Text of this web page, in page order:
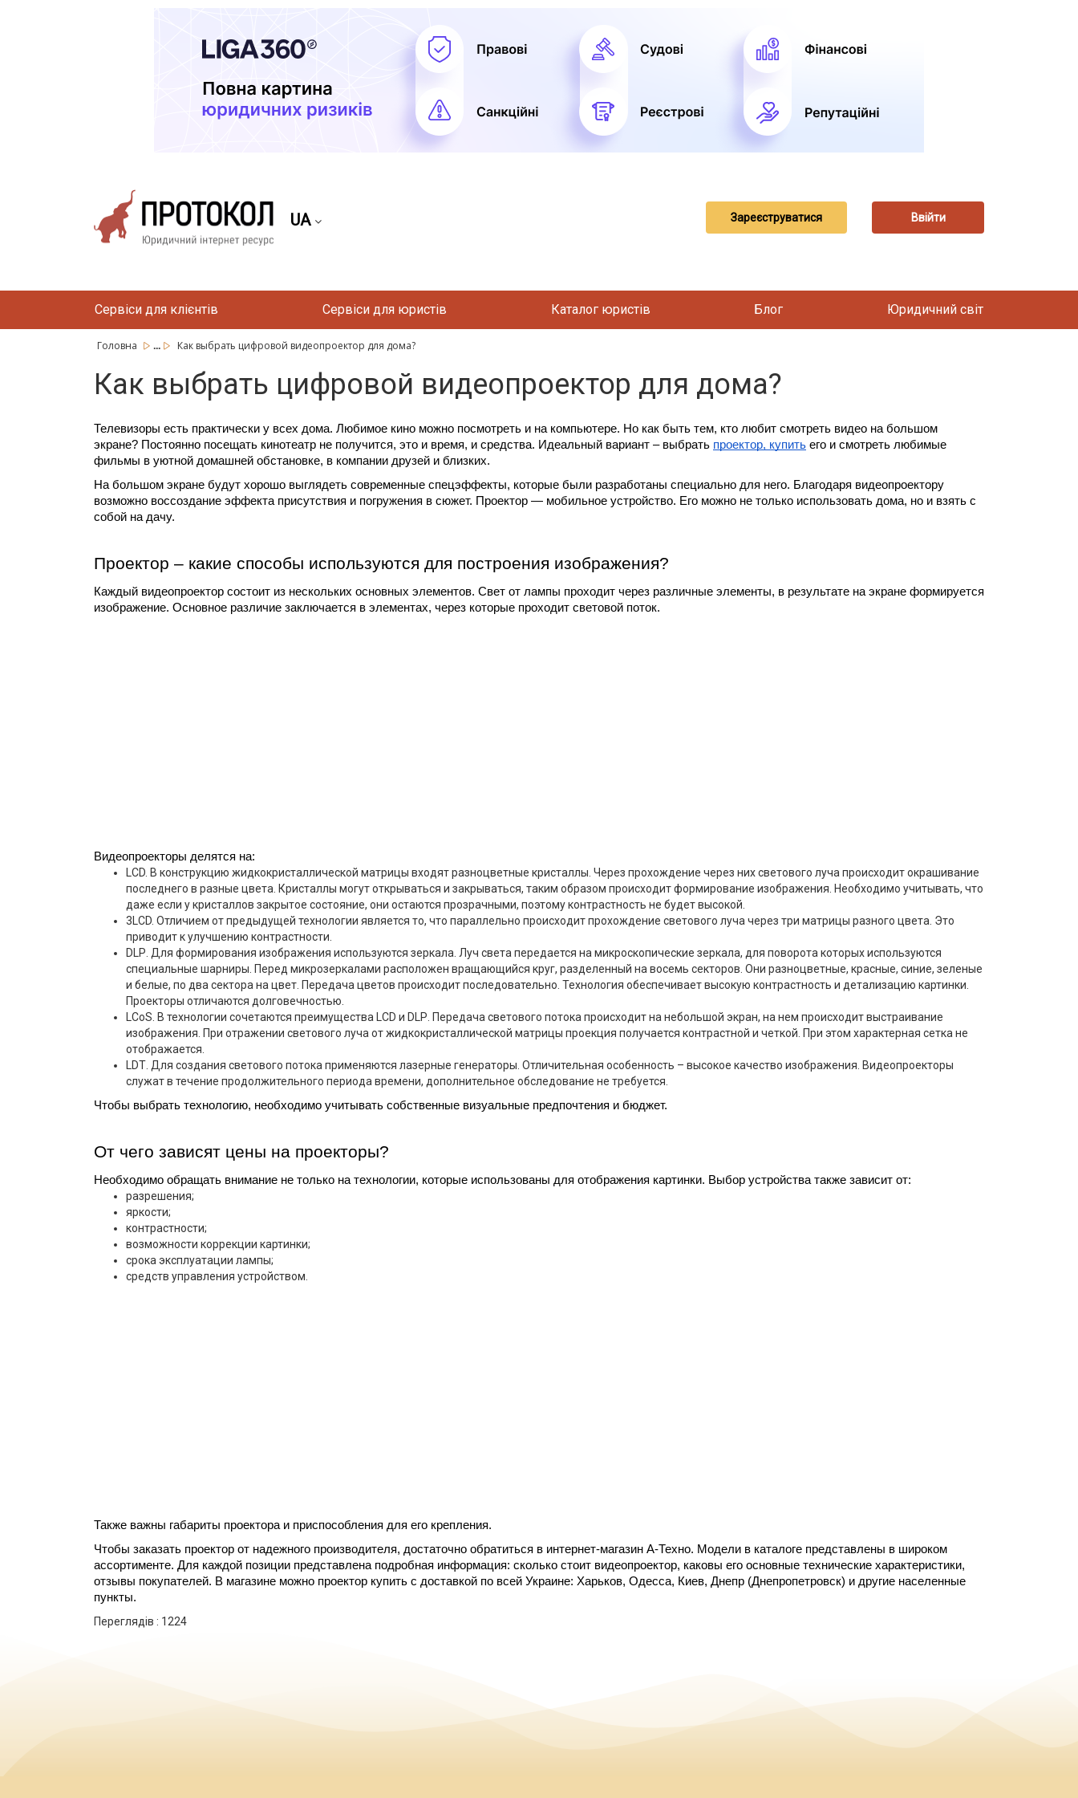
UA Зареєструватися Ввійти
Сервіси для клієнтів Сервіси для юристів Каталог юристів Блог Юридичний світ
Головна ... Как выбрать цифровой видеопроектор для дома?
Как выбрать цифровой видеопроектор для дома?
Телевизоры есть практически у всех дома. Любимое кино можно посмотреть и на компьютере. Но как быть тем, кто любит смотреть видео на большом
экране? Постоянно посещать кинотеатр не получится, это и время, и средства. Идеальный вариант – выбрать проектор, купить его и смотреть любимые
фильмы в уютной домашней обстановке, в компании друзей и близких.
На большом экране будут хорошо выглядеть современные спецэффекты, которые были разработаны специально для него. Благодаря видеопроектору
возможно воссоздание эффекта присутствия и погружения в сюжет. Проектор — мобильное устройство. Его можно не только использовать дома, но и взять с
собой на дачу.
Проектор – какие способы используются для построения изображения?
Каждый видеопроектор состоит из нескольких основных элементов. Свет от лампы проходит через различные элементы, в результате на экране формируется
изображение. Основное различие заключается в элементах, через которые проходит световой поток.
Видеопроекторы делятся на:
LСD. В конструкцию жидкокристаллической матрицы входят разноцветные кристаллы. Через прохождение через них светового луча происходит окрашивание
последнего в разные цвета. Кристаллы могут открываться и закрываться, таким образом происходит формирование изображения. Необходимо учитывать, что
даже если у кристаллов закрытое состояние, они остаются прозрачными, поэтому контрастность не будет высокой.
3LСD. Отличием от предыдущей технологии является то, что параллельно происходит прохождение светового луча через три матрицы разного цвета. Это
приводит к улучшению контрастности.
DLР. Для формирования изображения используются зеркала. Луч света передается на микроскопические зеркала, для поворота которых используются
специальные шарниры. Перед микрозеркалами расположен вращающийся круг, разделенный на восемь секторов. Они разноцветные, красные, синие, зеленые
и белые, по два сектора на цвет. Передача цветов происходит последовательно. Технология обеспечивает высокую контрастность и детализацию картинки.
Проекторы отличаются долговечностью.
LCоS. В технологии сочетаются преимущества LСD и DLР. Передача светового потока происходит на небольшой экран, на нем происходит выстраивание
изображения. При отражении светового луча от жидкокристаллической матрицы проекция получается контрастной и четкой. При этом характерная сетка не
отображается.
LDТ. Для создания светового потока применяются лазерные генераторы. Отличительная особенность – высокое качество изображения. Видеопроекторы
служат в течение продолжительного периода времени, дополнительное обследование не требуется.
Чтобы выбрать технологию, необходимо учитывать собственные визуальные предпочтения и бюджет.
От чего зависят цены на проекторы?
Необходимо обращать внимание не только на технологии, которые использованы для отображения картинки. Выбор устройства также зависит от:
разрешения;
яркости;
контрастности;
возможности коррекции картинки;
срока эксплуатации лампы;
средств управления устройством.
Также важны габариты проектора и приспособления для его крепления.
Чтобы заказать проектор от надежного производителя, достаточно обратиться в интернет-магазин А-Техно. Модели в каталоге представлены в широком
ассортименте. Для каждой позиции представлена подробная информация: сколько стоит видеопроектор, каковы его основные технические характеристики,
отзывы покупателей. В магазине можно проектор купить с доставкой по всей Украине: Харьков, Одесса, Киев, Днепр (Днепропетровск) и другие населенные
пункты.
Переглядів : 1224